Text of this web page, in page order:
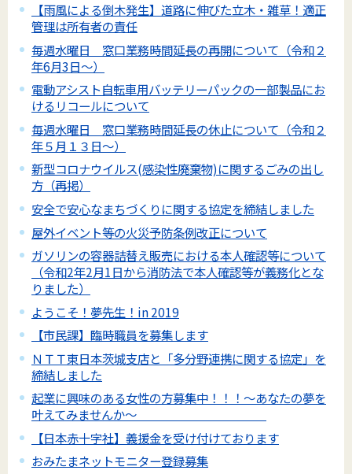
【雨風による倒木発生】道路に伸びた立木・雑草！適正
管理は所有者の責任
毎週水曜日 窓口業務時間延長の再開について（令和２
年6月3日～）
電動アシスト自転車用バッテリーパックの一部製品にお
けるリコールについて
毎週水曜日 窓口業務時間延長の休止について（令和２
年５月１３日～）
新型コロナウイルス(感染性廃棄物)に関するごみの出し
方（再掲）
安全で安心なまちづくりに関する協定を締結しました
屋外イベント等の火災予防条例改正について
ガソリンの容器詰替え販売における本人確認等について
（令和2年2月1日から消防法で本人確認等が義務化とな
りました）
ようこそ！夢先生！in 2019
【市民課】臨時職員を募集します
ＮＴＴ東日本茨城支店と「多分野連携に関する協定」を
締結しました
起業に興味のある女性の方募集中！！！～あなたの夢を
叶えてみませんか～
【日本赤十字社】義援金を受け付けております
おみたまネットモニター登録募集